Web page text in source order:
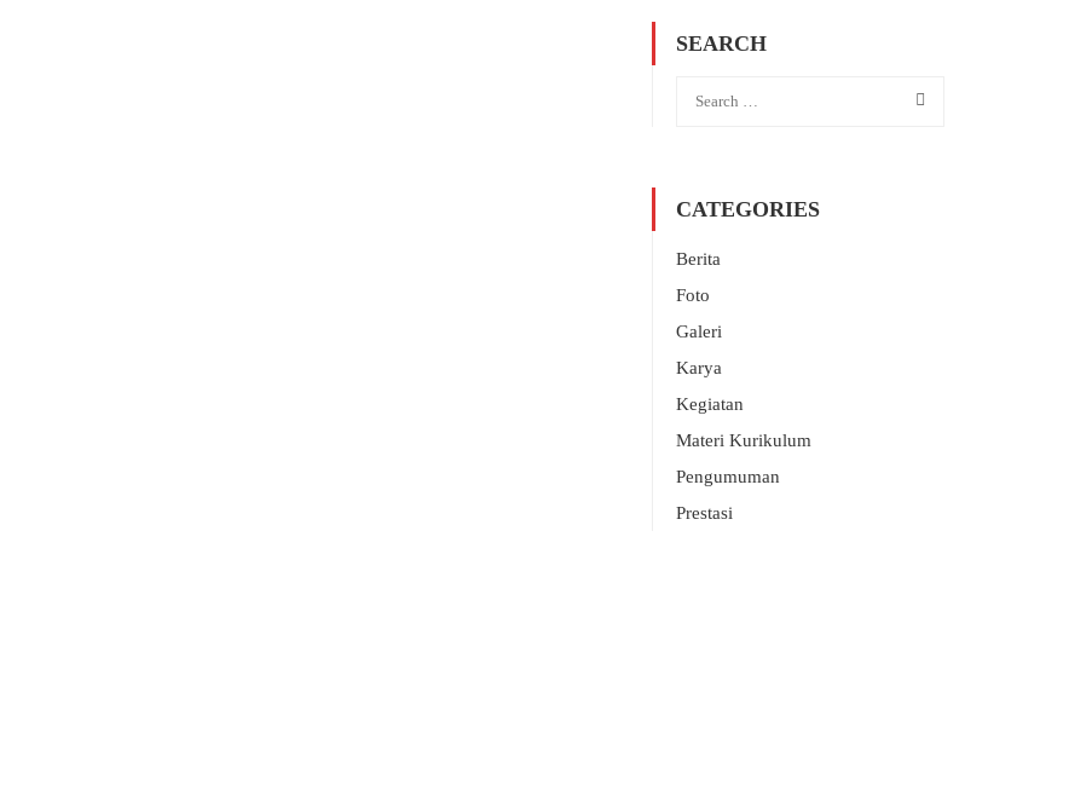
SEARCH
CATEGORIES
Berita
Foto
Galeri
Karya
Kegiatan
Materi Kurikulum
Pengumuman
Prestasi